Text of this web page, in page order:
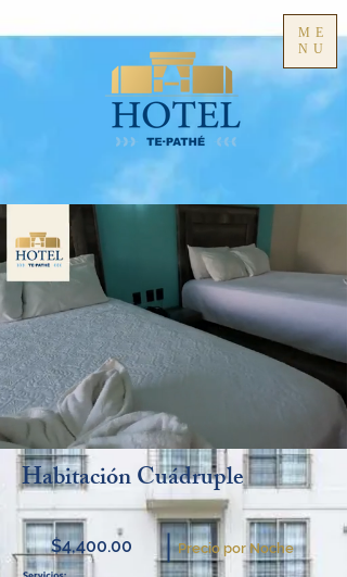
ME
NU
Habitación Cuádruple
$4,400.00 Precio por Noche